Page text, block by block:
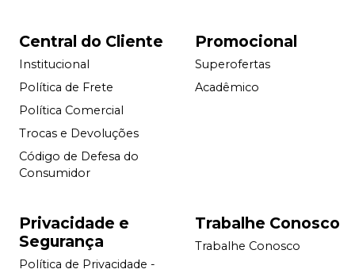
Central do Cliente
Institucional
Política de Frete
Política Comercial
Trocas e Devoluções
Código de Defesa do
Consumidor
Promocional
Superofertas
Acadêmico
Privacidade e
Segurança
Política de Privacidade -
Trabalhe Conosco
Trabalhe Conosco